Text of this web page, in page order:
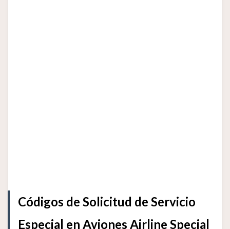
Códigos de Solicitud de Servicio
Especial en Aviones Airline Special